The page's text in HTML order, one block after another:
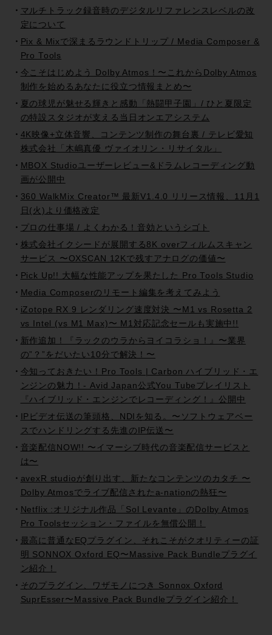
マルチトラック録音時のデジタルリファレンスレベルの改
定について
Pix & Mixで深まるラウンドトリップ / Media Composer &
Pro Tools
今こそはじめよう Dolby Atmos！〜これからDolby Atmos
制作を始めるあなたに役立つ情報まとめ〜
夏の球児が魅せる輝きと感動「熱闘甲子園」/ ひと夏限定
の特設スタジオが支える当日オンエアシステム
4K映像+立体音響、コンテンツ制作の舞台裏 / テレビ愛知
株式会社「木嶋真優 ヴァイオリン・リサイタル」
MBOX Studioユーザーレビュー&ドラムレコーディング動
画が公開中
360 WalkMix Creator™ 最新V1.4.0 リリース情報、11月1
日(火)より価格改定
プロの仕事場 / よくわかる！音効というシゴト
株式会社イクシードが展開する8K overフィルムスキャン
サービス 〜OXSCAN 12Kで残すアナログの価値〜
Pick Up!! 大幅な性能アップを果たした Pro Tools Studio
Media Composerのリモート編集を考えてみよう
iZotope RX 9 レンダリング速度対決 〜M1 vs Rosetta 2
vs Intel (vs M1 Max)〜 M1対応記念セールも実施中!!
新作追加！『ラックのウラからヨイコラショ！』〜業界
の”？”をだいたい10分で解決！〜
今知っておきたい！Pro Tools | Carbon ハイブリッド・エ
ンジンの魅力！- Avid Japan公式You Tubeプレイリスト
『ハイブリッド・エンジンでレコーディング！』公開中
IPビデオ伝送の筆頭格、NDIを知る。〜ソフトウェアベー
スでハンドリングする先進のIP伝送〜
音楽配信NOW!! 〜イマーシブ時代の音楽配信サービスと
は〜
avexR studioが創り出す、新たなコンテンツのカタチ 〜
Dolby Atmosでライブ配信されたa-nationの熱狂〜
Netflix :オリジナル作品「Sol Levante」のDolby Atmos
Pro Toolsセッション・ファイルを無償公開！
最高に普通なEQプラグイン、それこそがクオリティーの証
明 SONNOX Oxford EQ〜Massive Pack Bundleプラグイ
ン紹介！
そのプラグイン、ワザモノにつき Sonnox Oxford
SuprEsser〜Massive Pack Bundleプラグイン紹介！